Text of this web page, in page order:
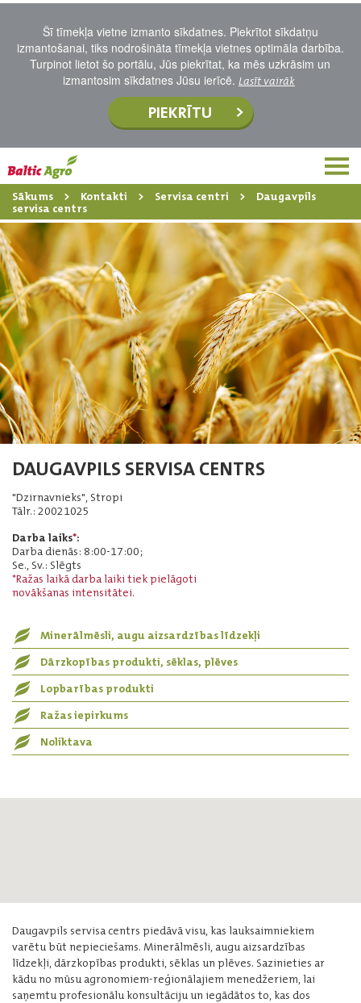
Šī tīmekļa vietne izmanto sīkdatnes. Piekrītot sīkdatņu
izmantošanai, tiks nodrošināta tīmekļa vietnes optimāla darbība.
Turpinot lietot šo portālu, Jūs piekrītat, ka mēs uzkrāsim un
izmantosim sīkdatnes Jūsu ierīcē. Lasīt vairāk
PIEKRĪTU
Sākums Kontakti Servisa centri
Daugavpils
servisa centrs
DAUGAVPILS SERVISA CENTRS
"Dzirnavnieks", Stropi
Tālr.: 20021025
Darba laiks*:
Darba dienās: 8:00-17:00;
Se., Sv.: Slēgts
*Ražas laikā darba laiki tiek pielāgoti
novākšanas intensitātei.
Minerālmēsli, augu aizsardzības līdzekļi
Dārzkopības produkti, sēklas, plēves
Lopbarības produkti
Ražas iepirkums
Noliktava
Daugavpils servisa centrs piedāvā visu, kas lauksaimniekiem
varētu būt nepieciešams. Minerālmēsli, augu aizsardzības
līdzekļi, dārzkopības produkti, sēklas un plēves. Sazinieties ar
kādu no mūsu agronomiem-reģionālajiem menedžeriem, lai
saņemtu profesionālu konsultāciju un iegādātos to, kas dos